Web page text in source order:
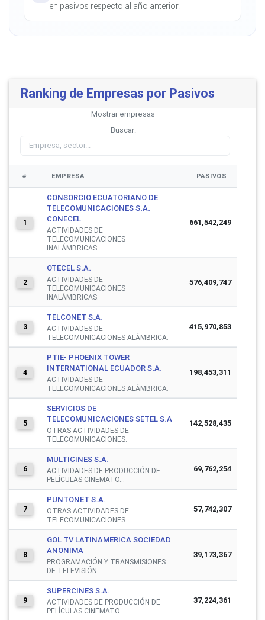
en pasivos respecto al año anterior.
Ranking de Empresas por Pasivos
Mostrar empresas
Buscar:
# EMPRESA PASIVOS
1
CONSORCIO ECUATORIANO DE
TELECOMUNICACIONES S.A.
CONECEL
ACTIVIDADES DE
TELECOMUNICACIONES
INALÁMBRICAS.
661,542,249
2
OTECEL S.A.
ACTIVIDADES DE
TELECOMUNICACIONES
INALÁMBRICAS.
576,409,747
3
TELCONET S.A.
ACTIVIDADES DE
TELECOMUNICACIONES ALÁMBRICA.
415,970,853
4
PTIE- PHOENIX TOWER
INTERNATIONAL ECUADOR S.A.
ACTIVIDADES DE
TELECOMUNICACIONES ALÁMBRICA.
198,453,311
5
SERVICIOS DE
TELECOMUNICACIONES SETEL S.A
OTRAS ACTIVIDADES DE
TELECOMUNICACIONES.
142,528,435
6
MULTICINES S.A.
ACTIVIDADES DE PRODUCCIÓN DE
PELÍCULAS CINEMATO...
69,762,254
7
PUNTONET S.A.
OTRAS ACTIVIDADES DE
TELECOMUNICACIONES.
57,742,307
8
GOL TV LATINAMERICA SOCIEDAD
ANONIMA
PROGRAMACIÓN Y TRANSMISIONES
DE TELEVISIÓN.
39,173,367
9
SUPERCINES S.A.
ACTIVIDADES DE PRODUCCIÓN DE
PELÍCULAS CINEMATO...
37,224,361